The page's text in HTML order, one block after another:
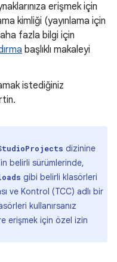
erişmek için
kimliği (yayınlama için
fazla bilgi için
başlıklı makaleyi
istediğiniz
dizinine
belirli sürümlerinde,
gibi belirli klasörleri
ve Kontrol (TCC) adlı bir
kullanırsanız
erişmek için özel izin